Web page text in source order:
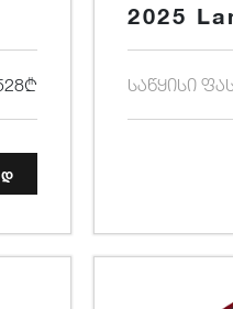
2025
საწყისი